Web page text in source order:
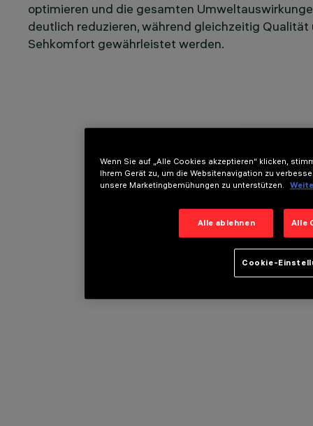
optimieren und die gesamten
deutlich reduzieren, während gleichzeitig Qualität
Sehkomfort gewährleistet werden.
Wenn Sie auf „Alle Cookies akzeptieren“ klicken,
Ihrem Gerät zu, um die Websitenavigation zu
unsere Marketingbemühungen zu unterstützen.
Alle ablehnen Alle
Cookie-